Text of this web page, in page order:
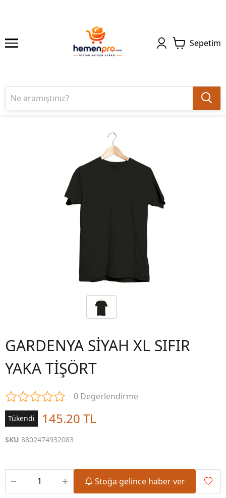
Sepetim
GARDENYA SİYAH XL SIFIR
YAKA TİŞÖRT
0 Değerlendirme
Tükendi 145.20 TL
SKU 8802474932083
Stoğa gelince haber ver